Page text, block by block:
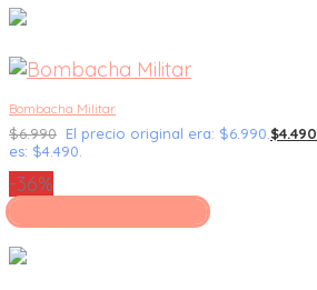
Bombacha Militar
$6.990 El precio original era: $6.990. $4.490
es: $4.490.
-36%
Seleccionar opciones